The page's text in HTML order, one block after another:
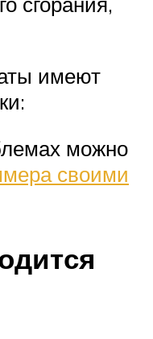
имеют
можно
своими